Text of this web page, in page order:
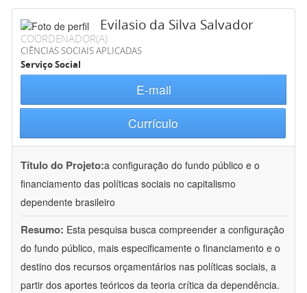
Evilasio da Silva Salvador
COORDENADOR(A)
CIÊNCIAS SOCIAIS APLICADAS
Serviço Social
E-mail
Currículo
Título do Projeto:a configuração do fundo público e o
financiamento das políticas sociais no capitalismo
dependente brasileiro
Resumo: Esta pesquisa busca compreender a configuração
do fundo público, mais especificamente o financiamento e o
destino dos recursos orçamentários nas políticas sociais, a
partir dos aportes teóricos da teoria crítica da dependência.